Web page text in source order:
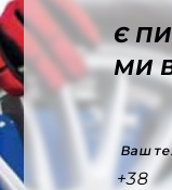
Є
МИ
Ваш
+38